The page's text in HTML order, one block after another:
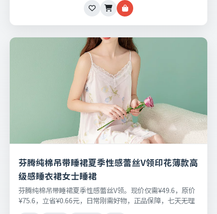
芬腾纯棉吊带睡裙夏季性感蕾丝V领印花薄款高
级感睡衣裙女士睡裙
芬腾纯棉吊带睡裙夏季性感蕾丝V领。现价仅需¥49.6，原价
¥75.6，立省¥0.66元，日常刚需好物，正品保障，七天无理